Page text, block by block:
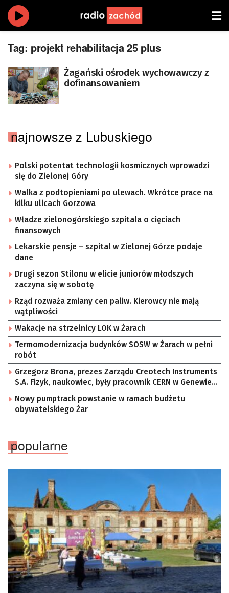
Tag: projekt rehabilitacja 25 plus
Żagański ośrodek wychowawczy z
dofinansowaniem
najnowsze z Lubuskiego
Polski potentat technologii kosmicznych wprowadzi
się do Zielonej Góry
Walka z podtopieniami po ulewach. Wkrótce prace na
kilku ulicach Gorzowa
Władze zielonogórskiego szpitala o cięciach
finansowych
Lekarskie pensje – szpital w Zielonej Górze podaje
dane
Drugi sezon Stilonu w elicie juniorów młodszych
zaczyna się w sobotę
Rząd rozważa zmiany cen paliw. Kierowcy nie mają
wątpliwości
Wakacje na strzelnicy LOK w Żarach
Termomodernizacja budynków SOSW w Żarach w pełni
robót
Grzegorz Brona, prezes Zarządu Creotech Instruments
S.A. Fizyk, naukowiec, były pracownik CERN w Genewie,
przedsiębiorca i nauczyciel akademicki, doktor
habilitowany nauk fizycznych, koordynator Rady
Sektorowej ds. Kompetencji Przemysłu Lotniczo-
Nowy pumptrack powstanie w ramach budżetu
obywatelskiego Żar
popularne